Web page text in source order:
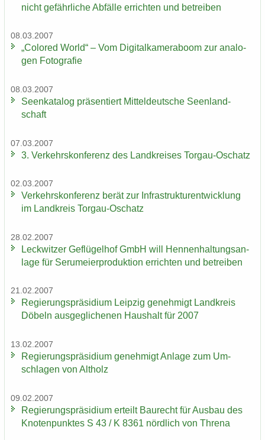
nicht ge­fähr­li­che Ab­fäl­le er­rich­ten und be­trei­ben
08.03.2007
„Co­lo­red World“ – Vom Di­gi­tal­ka­me­ra­boom zur ana­lo­
gen Fo­to­gra­fie
08.03.2007
Se­en­ka­ta­log prä­sen­tiert Mit­tel­deut­sche Se­en­land­
schaft
07.03.2007
3. Ver­kehrs­kon­fe­renz des Land­krei­ses Torgau-​Oschatz
02.03.2007
Ver­kehrs­kon­fe­renz berät zur In­fra­struk­tur­ent­wick­lung
im Land­kreis Torgau-​Oschatz
28.02.2007
Leck­wit­zer Ge­flü­gel­hof GmbH will Hen­nen­hal­tungs­an­
la­ge für Ser­um­ei­er­pro­duk­ti­on er­rich­ten und be­trei­ben
21.02.2007
Re­gie­rungs­prä­si­di­um Leip­zig ge­neh­migt Land­kreis
Dö­beln aus­ge­gli­che­nen Haus­halt für 2007
13.02.2007
Re­gie­rungs­prä­si­di­um ge­neh­migt An­la­ge zum Um­
schla­gen von Alt­holz
09.02.2007
Re­gie­rungs­prä­si­di­um er­teilt Bau­recht für Aus­bau des
Kno­ten­punk­tes S 43 / K 8361 nörd­lich von Thre­na